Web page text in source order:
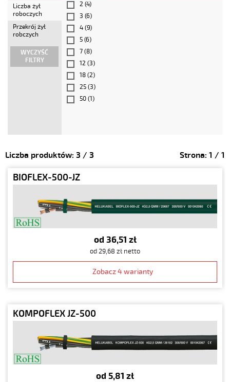
Liczba żył
roboczych
Przekrój żył
robczych
WYCZYŚĆ
FILTRY
2 (4)
3 (6)
4 (9)
5 (6)
7 (8)
12 (3)
18 (2)
25 (3)
50 (1)
Liczba produktów: 3 / 3 Strona: 1 / 1
BIOFLEX-500-JZ
od 36,51 zł
od 29,68 zł netto
Zobacz 4 warianty
KOMPOFLEX JZ-500
od 5,81 zł